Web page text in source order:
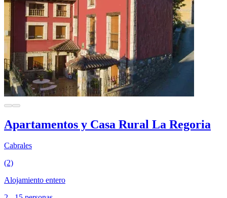
Apartamentos y Casa Rural La Regoria
Cabrales
(2)
Alojamiento entero